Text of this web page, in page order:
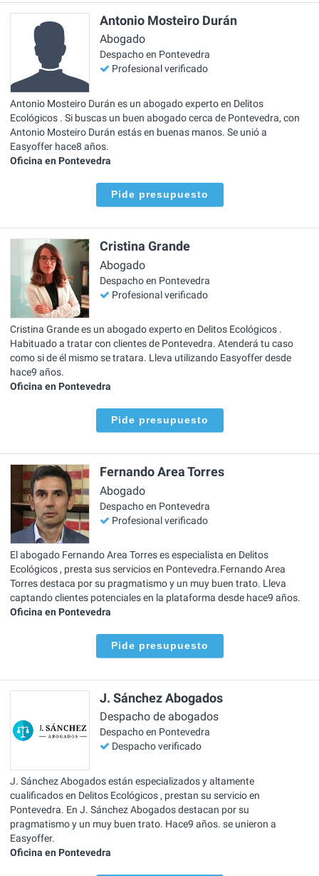
Antonio Mosteiro Durán
Abogado
Despacho en Pontevedra
Profesional verificado
Antonio Mosteiro Durán es un abogado experto en Delitos
Ecológicos . Si buscas un buen abogado cerca de Pontevedra, con
Antonio Mosteiro Durán estás en buenas manos. Se unió a
Easyoffer hace8 años.
Oficina en Pontevedra
Pide presupuesto
Cristina Grande
Abogado
Despacho en Pontevedra
Profesional verificado
Cristina Grande es un abogado experto en Delitos Ecológicos .
Habituado a tratar con clientes de Pontevedra. Atenderá tu caso
como si de él mismo se tratara. Lleva utilizando Easyoffer desde
hace9 años.
Oficina en Pontevedra
Pide presupuesto
Fernando Area Torres
Abogado
Despacho en Pontevedra
Profesional verificado
El abogado Fernando Area Torres es especialista en Delitos
Ecológicos , presta sus servicios en Pontevedra.Fernando Area
Torres destaca por su pragmatismo y un muy buen trato. Lleva
captando clientes potenciales en la plataforma desde hace9 años.
Oficina en Pontevedra
Pide presupuesto
J. Sánchez Abogados
Despacho de abogados
Despacho en Pontevedra
Despacho verificado
J. Sánchez Abogados están especializados y altamente
cualificados en Delitos Ecológicos , prestan su servicio en
Pontevedra. En J. Sánchez Abogados destacan por su
pragmatismo y un muy buen trato. Hace9 años. se unieron a
Easyoffer.
Oficina en Pontevedra